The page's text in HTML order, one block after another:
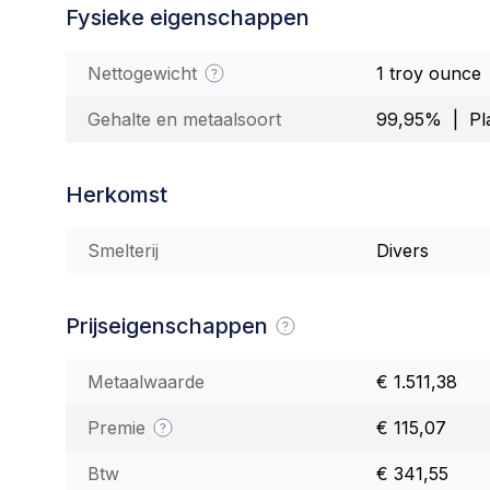
Fysieke eigenschappen
Nettogewicht 1 troy ounce
Gehalte en metaalsoort 99,95% |
Herkomst
Smelterij Divers
Prijseigenschappen
Metaalwaarde € 1.511,38
Premie € 115,07
Btw € 341,55